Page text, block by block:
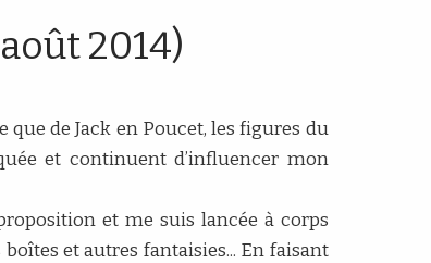
2014)
que de Jack en Poucet, les figures du
et continuent d’influencer mon
et me suis lancée à corps
et autres fantaisies... En faisant